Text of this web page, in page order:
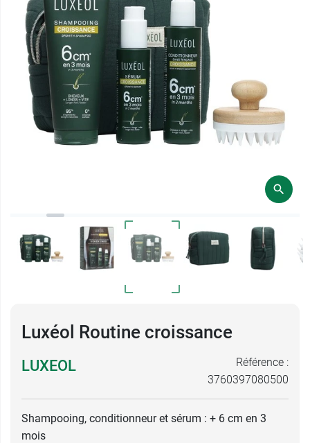
Luxéol Routine croissance
LUXEOL
Référence :
3760397080500
Shampooing, conditionneur et sérum : + 6 cm en 3
mois